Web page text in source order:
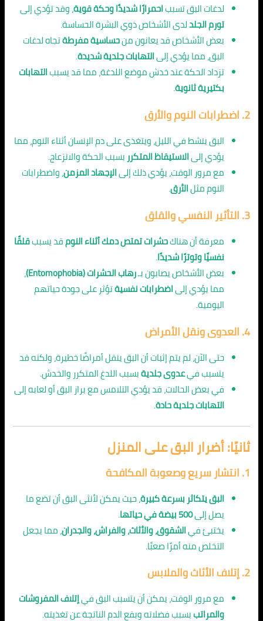
لدغات البق تسبباحمرارًا شديدًا وحكة قوية، وقد تؤدي إلى
تورم الجلدلدى الأشخاص ذوي البشرة الحساسة.
بعض الأشخاص قد يعانون منحساسية مفرطةتجاه لدغات
البق، مما يؤدي إلىالتهابات جلدية شديدة.
تزداد الحكة عند خدش موضع اللدغة، مما قد يسببالتهابات
بكتيرية ثانوية.
2. اضطرابات النوم والأرق
البق ينشط في الليل، ويتغذى على دم الإنسان أثناء النوم، مما
يؤدي إلىالاستيقاظ المتكرر بسبب الحكة والانزعاج.
مع مرور الوقت، يؤدي ذلك إلىالإجهاد المزمن، واضطرابات
النوم مثلالأرق.
3. التأثير النفسي والقلق
معرفة أن هناكحشرات تمتص دمك أثناء النومقد يسببقلقًا
نفسيًا وتوترًا شديدًا.
بعض الأشخاص يصابون بـرهاب الحشرات (Entomophobia)
،
مما يؤدي إلىاضطرابات نفسيةتؤثر على جودة حياتهم
اليومية.
4. العدوى ونقل الأمراض
حتى الآن، لم يتم إثبات أن البق ينقل أمراضًا خطيرة، ولكنه قد
يتسبب فيعدوى جلديةبسبب اللدغ المتكرر والخدش.
في بعض الحالات، قد يؤدي التلامس مع براز البق أو لعابه إلى
التهابات جلدية حادة.
ثانيًا: أضرار البق على المنزل
1. انتشار سريع وصعوبة المكافحة
البق يتكاثر بسرعة كبيرة، حيث يمكن لأنثى البق أن تضع ما
يصل إلى500 بيضة في حياتها
.
يختبئ فيالشقوق، والأثاث، والفراش، والجدران، مما يجعل
التخلص منه أمرًا صعبًا.
2. إتلاف الأثاث والملابس
مع مرور الوقت، يمكن أن يتسبب البق فيإتلاف المفروشات
والمراتببسبب فضلاته وبقع الدم الناتجة عن تغذيته.